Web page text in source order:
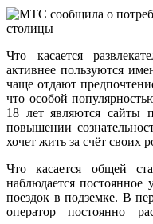
Что касается
активнее пользуются
чаще отдают
что особой
18 лет являются сайты
повышении
хочет жить за счёт своих
Что касается общей
наблюдается постоянное
поездок в подземке. В
оператор постоянно